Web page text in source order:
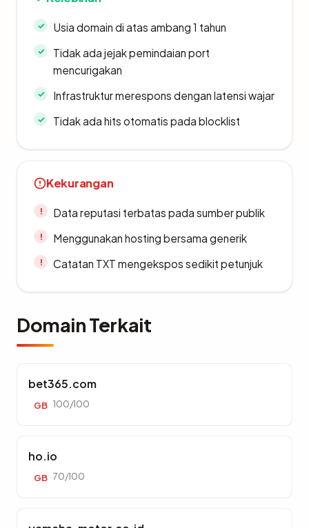
Usia domain di atas ambang 1 tahun
Tidak ada jejak pemindaian port
mencurigakan
Infrastruktur merespons dengan latensi wajar
Tidak ada hits otomatis pada blocklist
Kekurangan
Data reputasi terbatas pada sumber publik
Menggunakan hosting bersama generik
Catatan TXT mengekspos sedikit petunjuk
Domain Terkait
bet365.com
GB 100/100
ho.io
GB 70/100